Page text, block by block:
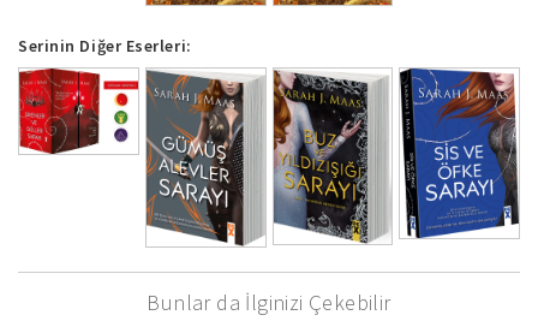
Serinin Diğer Eserleri:
Bunlar da İlginizi Çekebilir